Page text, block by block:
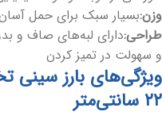
وزن:بسیار سبک برای حمل
طراحی:دارای لبه‌های صاف و
و سهولت در تمیز کردن
۲۲ سانتی‌متر